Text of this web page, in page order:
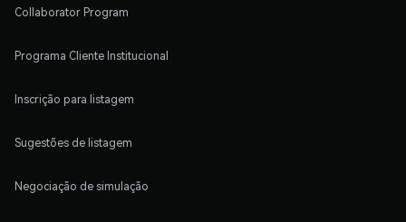
Collaborator Program
Programa Cliente Institucional
Inscrição para listagem
Sugestões de listagem
Negociação de simulação